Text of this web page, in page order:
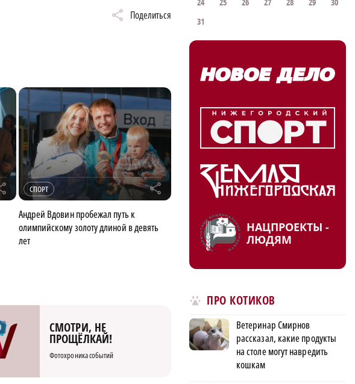
Поделиться
СПОРТ r
Андрей Вдовин пробежал путь к
олимпийскому золоту длиной в девять
лет
СМОТРИ, НЕ
ПРОЩЁЛКАЙ!
Фотохроника событий
31
НАЦПРОЕКТЫ -
ЛЮДЯМ
ПРО КОТИКОВ
Ветеринар Смирнов
рассказал, какие продукты
на столе могут навредить
кошкам